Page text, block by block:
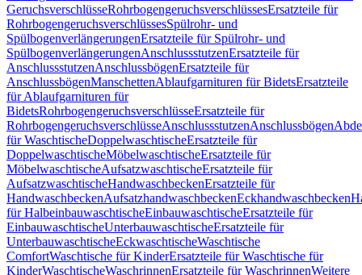
GeruchsverschlüsseRohrbogengeruchsverschlüssesErsatzteile für
RohrbogengeruchsverschlüssesSpülrohr- und
SpülbogenverlängerungenErsatzteile für Spülrohr- und
SpülbogenverlängerungenAnschlussstutzenErsatzteile für
AnschlussstutzenAnschlussbögenErsatzteile für
AnschlussbögenManschettenAblaufgarnituren für BidetsErsatzteile
für Ablaufgarnituren für
BidetsRohrbogengeruchsverschlüsseErsatzteile für
RohrbogengeruchsverschlüsseAnschlussstutzenAnschlussbögen
für WaschtischeDoppelwaschtischeErsatzteile für
DoppelwaschtischeMöbelwaschtischeErsatzteile für
MöbelwaschtischeAufsatzwaschtischeErsatzteile für
AufsatzwaschtischeHandwaschbeckenErsatzteile für
HandwaschbeckenAufsatzhandwaschbeckenEckhandwaschbecken
für HalbeinbauwaschtischeEinbauwaschtischeErsatzteile für
EinbauwaschtischeUnterbauwaschtischeErsatzteile für
UnterbauwaschtischeEckwaschtischeWaschtische
ComfortWaschtische für KinderErsatzteile für Waschtische für
KinderWaschtischeWaschrinnenErsatzteile für WaschrinnenWeitere